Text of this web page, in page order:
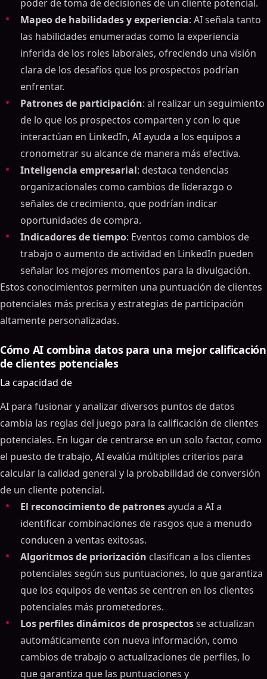
poder de toma de decisiones de un cliente potencial.
Mapeo de habilidades y experiencia: AI señala tanto
las habilidades enumeradas como la experiencia
inferida de los roles laborales, ofreciendo una visión
clara de los desafíos que los prospectos podrían
enfrentar.
Patrones de participación: al realizar un seguimiento
de lo que los prospectos comparten y con lo que
interactúan en LinkedIn, AI ayuda a los equipos a
cronometrar su alcance de manera más efectiva.
Inteligencia empresarial: destaca tendencias
organizacionales como cambios de liderazgo o
señales de crecimiento, que podrían indicar
oportunidades de compra.
Indicadores de tiempo: Eventos como cambios de
trabajo o aumento de actividad en LinkedIn pueden
señalar los mejores momentos para la divulgación.
Estos conocimientos permiten una puntuación de clientes
potenciales más precisa y estrategias de participación
altamente personalizadas.
Cómo AI combina datos para una mejor calificación
de clientes potenciales
La capacidad de
AI para fusionar y analizar diversos puntos de datos
cambia las reglas del juego para la calificación de clientes
potenciales. En lugar de centrarse en un solo factor, como
el puesto de trabajo, AI evalúa múltiples criterios para
calcular la calidad general y la probabilidad de conversión
de un cliente potencial.
El reconocimiento de patronesayuda a AI a
identificar combinaciones de rasgos que a menudo
conducen a ventas exitosas.
Algoritmos de priorización clasifican a los clientes
potenciales según sus puntuaciones, lo que garantiza
que los equipos de ventas se centren en los clientes
potenciales más prometedores.
Los perfiles dinámicos de prospectosse actualizan
automáticamente con nueva información, como
cambios de trabajo o actualizaciones de perfiles, lo
que garantiza que las puntuaciones y